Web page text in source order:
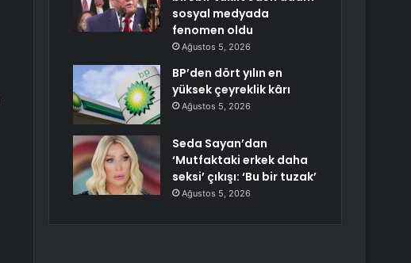
sosyal medyada
fenomen oldu
Ağustos 5, 2026
BP’den dört yılın en
yüksek çeyreklik kârı
Ağustos 5, 2026
Seda Sayan’dan
‘Mutfaktaki erkek daha
seksi’ çıkışı: ‘Bu bir tuzak’
Ağustos 5, 2026